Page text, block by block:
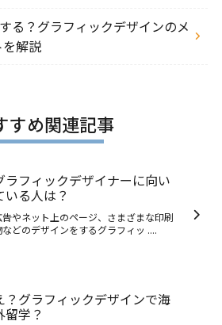
る？グラフィックデザインのメ
解説
すめ関連記事
ラフィックデザイナーに向い
いる人は？
告やネット上のページ、さまざまな印刷
などのデザインをするグラフィッ ....
？グラフィックデザインで海
留学？